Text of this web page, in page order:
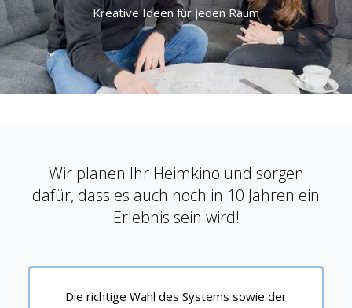
Kreative Ideen für jeden Raum
Wir planen Ihr Heimkino und sorgen
dafür, dass es auch noch in 10 Jahren ein
Erlebnis sein wird!
Die richtige Wahl des Systems sowie der